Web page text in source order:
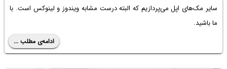
سایر مک‌های اپل می‌پردازیم که البته درست مشابه ویندوز و لینوکس است. با
ما باشید.
ادامه‌ی مطلب ...